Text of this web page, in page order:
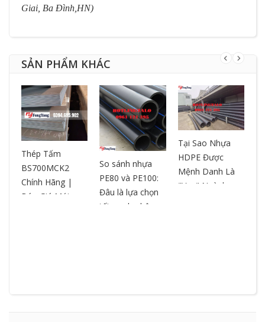
Giai, Ba Đình,HN)
SẢN PHẨM KHÁC
Thép Tấm
BS700MCK2
Chính Hãng |
Báo Giá Mới
So sánh nhựa
PE80 và PE100:
Đâu là lựa chọn
tối ưu cho hệ
Tại Sao Nhựa
HDPE Được
Mệnh Danh Là
"Vua" Ngành